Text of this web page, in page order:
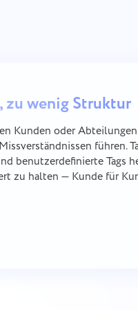
zu wenig Struktur
Kunden oder
führen.
benutzerdefinierte Tags
zu halten — Kunde für